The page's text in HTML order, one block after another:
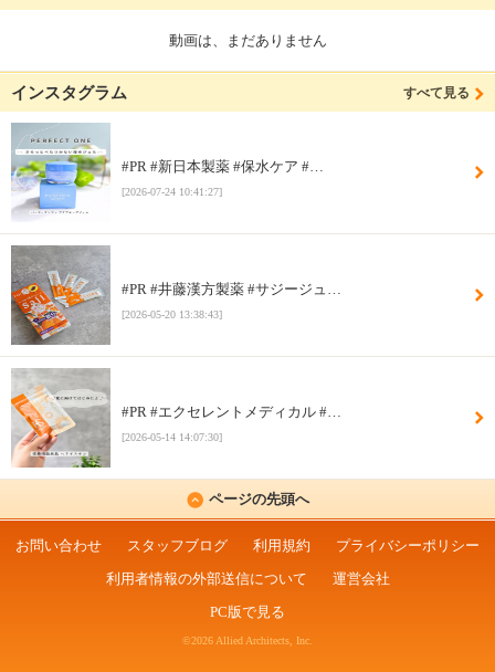
動画は、まだありません
インスタグラム すべて見る
#PR #新日本製薬 #保水ケア #…
[2026-07-24 10:41:27]
#PR #井藤漢方製薬 #サジージュ…
[2026-05-20 13:38:43]
#PR #エクセレントメディカル #…
[2026-05-14 14:07:30]
ページの先頭へ
お問い合わせ スタッフブログ 利用規約
プライバシーポリシー
利用者情報の外部送信について
運営会社
PC版で見る
©2026 Allied Architects, Inc.